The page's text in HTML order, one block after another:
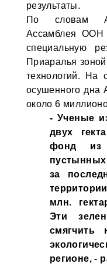
результаты.
По словам
Ассамблея ООН
специальную
Приаралья
технологий. На
осушенного дна
около 6
- Ученые
двух
фонд из
за
млн.
Эти
смягчить
регионе, -